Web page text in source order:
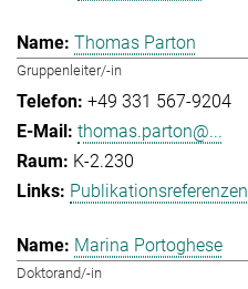
Thomas Parton
Gruppenleiter/-in
+49 331 567-9204
thomas.parton@...
K-2.230
Publikationsreferenzen
Marina Portoghese
Doktorand/-in